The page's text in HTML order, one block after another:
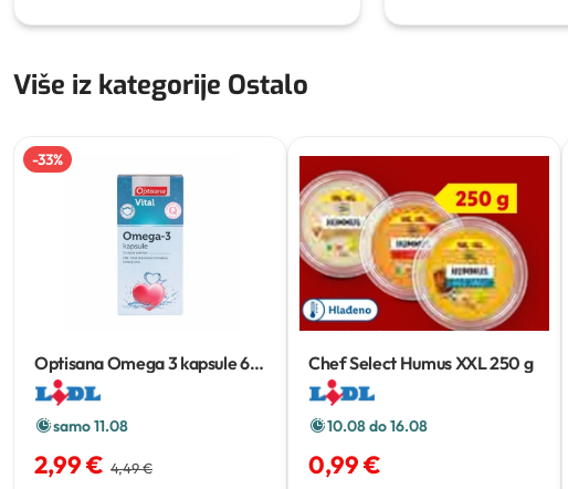
Više iz kategorije Ostalo
-33%
Optisana Omega 3 kapsule60
kom
samo 11.08
2,99 € 4,49 €
Chef Select Humus XXL250 g
10.08 do 16.08
0,99 €